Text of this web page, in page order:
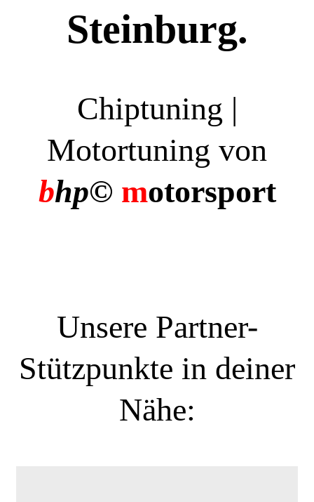
Steinburg.
Chiptuning |
Motortuning von
bhp© motorsport
Unsere Partner-
Stützpunkte in deiner
Nähe: